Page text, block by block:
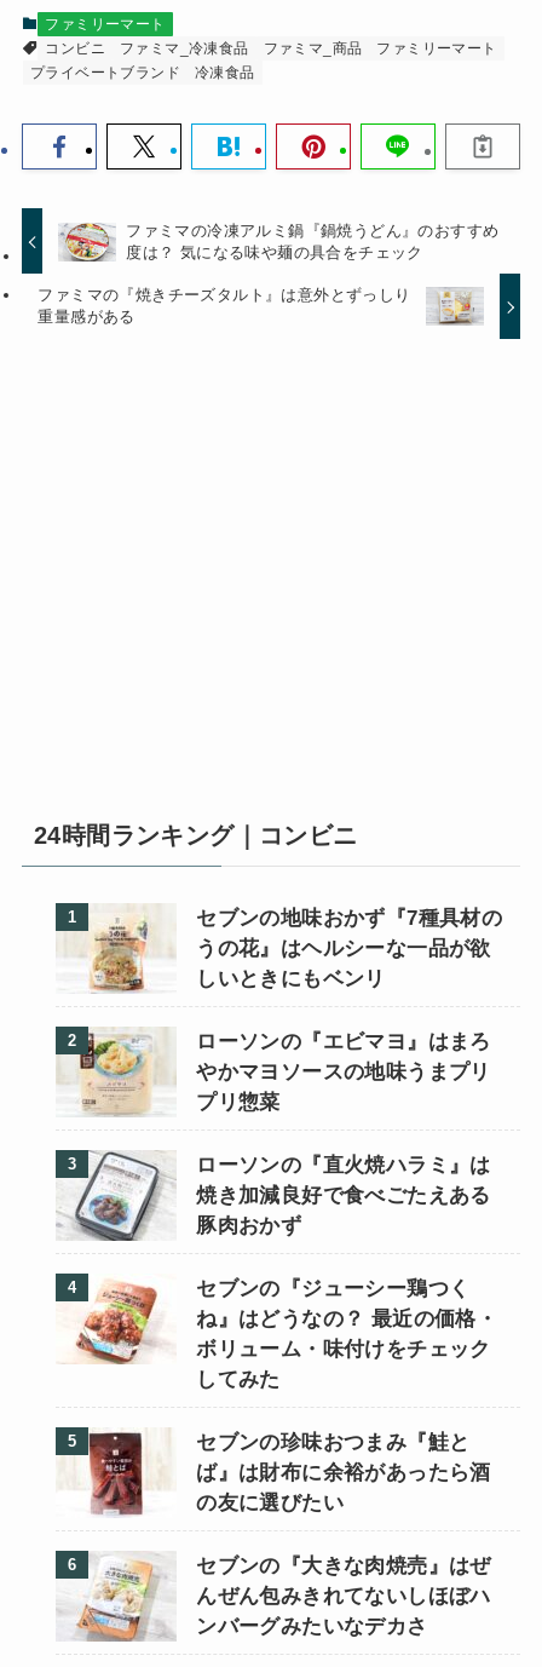
ファミリーマート
コンビニ
ファミマ_冷凍食品 ファミマ_商品
ファミリーマート
プライベートブランド
冷凍食品
ファミマの冷凍アルミ鍋『鍋焼うどん』のおすすめ
度は？ 気になる味や麺の具合をチェック
ファミマの『焼きチーズタルト』は意外とずっしり
重量感がある
24時間ランキング｜コンビニ
セブンの地味おかず『7種具材の
うの花』はヘルシーな一品が欲
しいときにもベンリ
ローソンの『エビマヨ』はまろ
やかマヨソースの地味うまプリ
プリ惣菜
ローソンの『直火焼ハラミ』は
焼き加減良好で食べごたえある
豚肉おかず
セブンの『ジューシー鶏つく
ね』はどうなの？ 最近の価格・
ボリューム・味付けをチェック
してみた
セブンの珍味おつまみ『鮭と
ば』は財布に余裕があったら酒
の友に選びたい
セブンの『大きな肉焼売』はぜ
んぜん包みきれてないしほぼハ
ンバーグみたいなデカさ